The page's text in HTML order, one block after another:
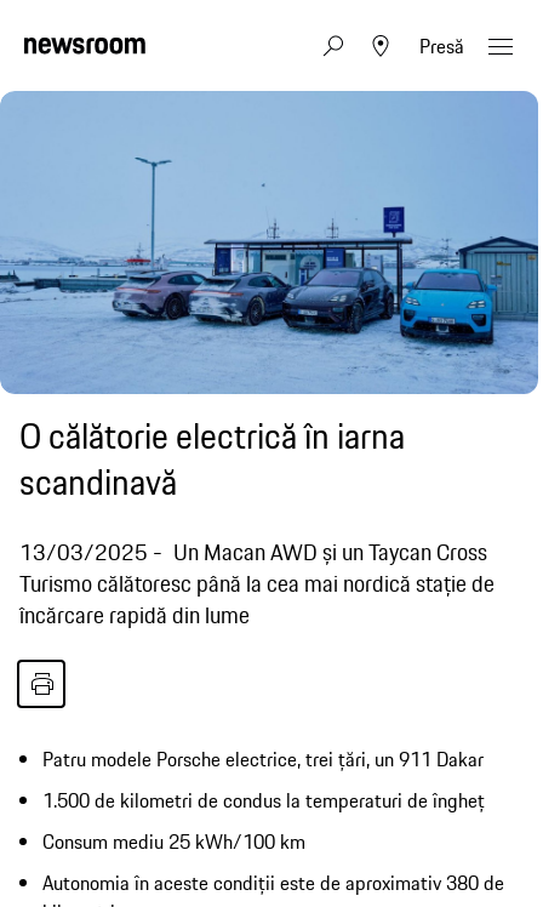
Presă
O călătorie electrică în iarna
scandinavă
13/03/2025
Un Macan AWD și un Taycan Cross
Turismo călătoresc până la cea mai nordică stație de
încărcare rapidă din lume
Patru modele Porsche electrice, trei țări, un 911 Dakar
1.500 de kilometri de condus la temperaturi de îngheț
Consum mediu 25 kWh/100 km
Autonomia în aceste condiții este de aproximativ 380 de